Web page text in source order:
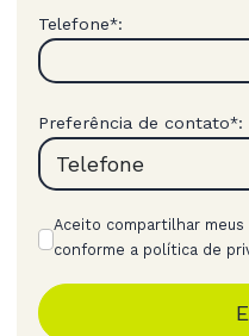
Telefone*:
Preferência de contato*:
Aceito compartilhar
conforme a política de